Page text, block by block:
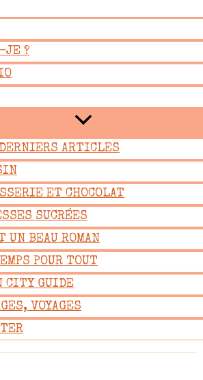
JE ?
ARTICLES
ET CHOCOLAT
SUCRÉES
UN BEAU ROMAN
POUR TOUT
CITY GUIDE
VOYAGES